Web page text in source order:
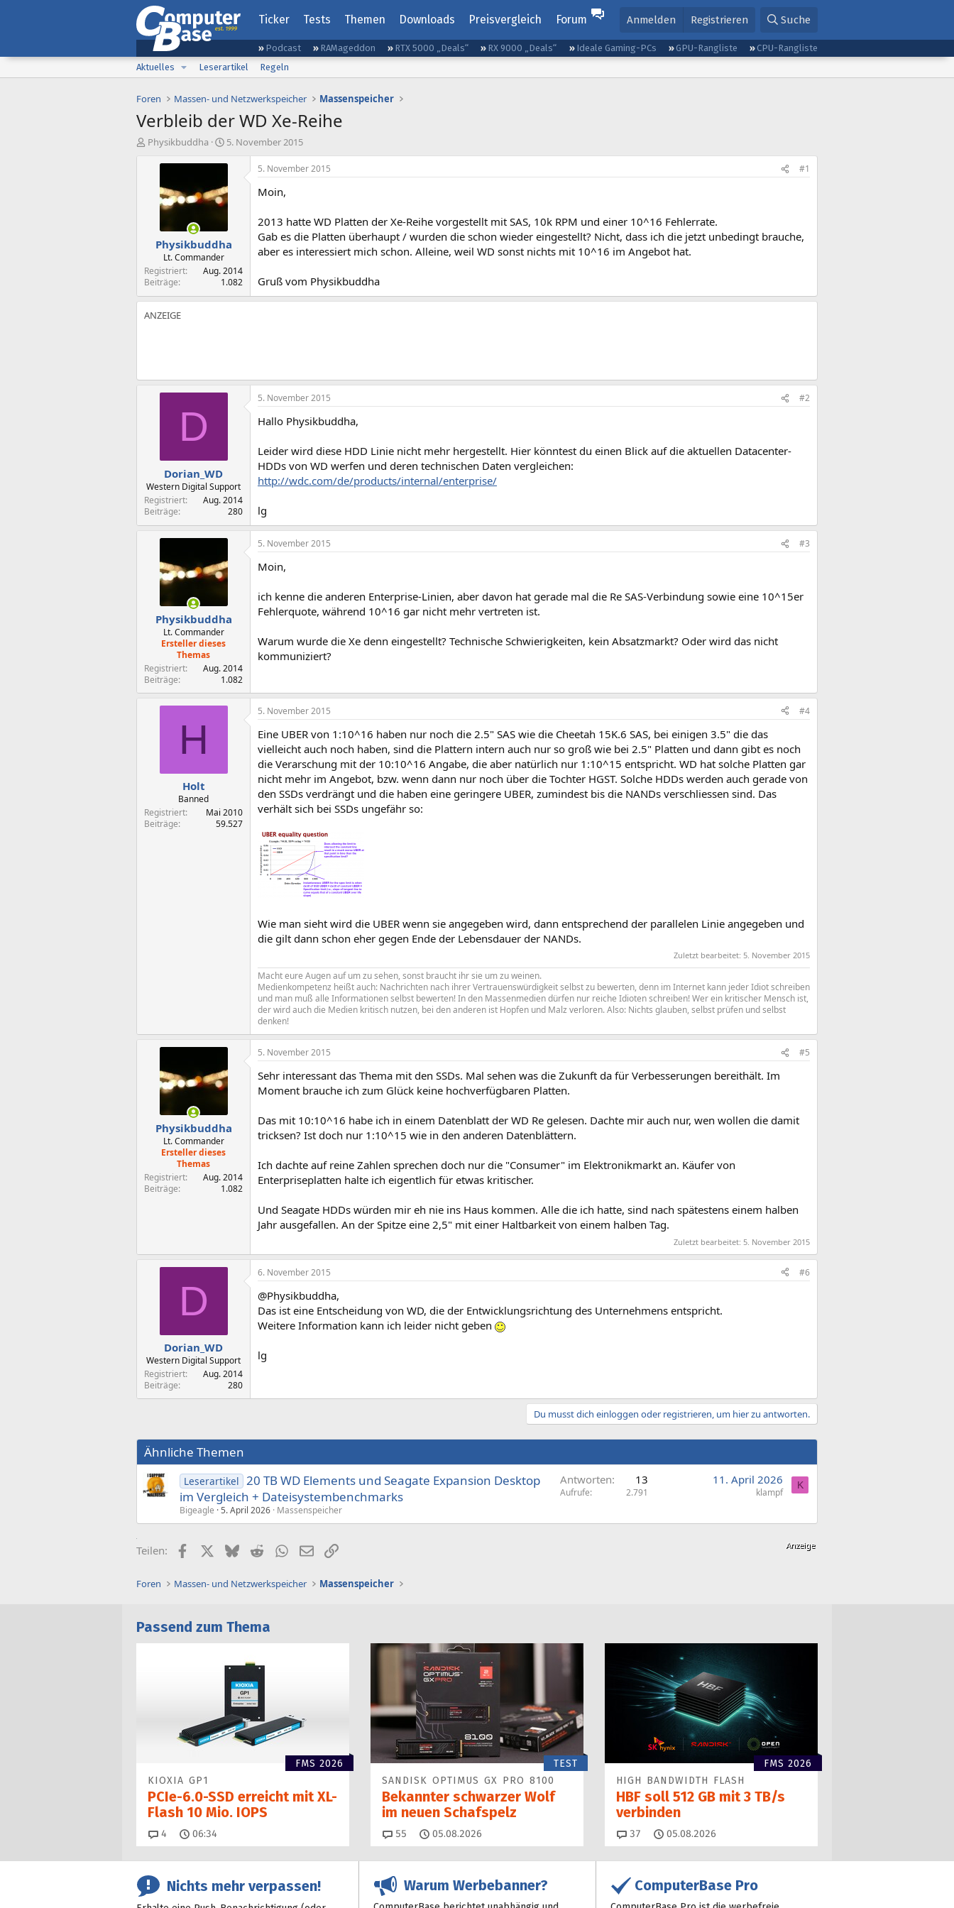
Ticker Tests Themen Downloads Preisvergleich Forum Anmelden Registrieren Suche
Podcast RAMageddon RTX 5000 „Deals“ RX 9000 „Deals“ Ideale Gaming-PCs GPU-Rangliste
CPU-Rangliste
Aktuelles
Leserartikel Regeln
Foren Massen- und Netzwerkspeicher Massenspeicher
Verbleib der WD Xe-Reihe
E
Physikbuddha
E
s
e
l
t
a
5. November 2015
Physikbuddha
Lt. Commander
Registriert
Aug. 2014
Beiträge
1.082
5. November 2015 #1
Moin,
2013 hatte WD Platten der Xe-Reihe vorgestellt mit SAS, 10k RPM und einer 10^16 Fehlerrate.
Gab es die Platten überhaupt / wurden die schon wieder eingestellt? Nicht, dass ich die jetzt unbedingt brauche,
aber es interessiert mich schon. Alleine, weil WD sonst nichts mit 10^16 im Angebot hat.
Gruß vom Physikbuddha
D
Dorian_WD
Western Digital Support
Registriert
Aug. 2014
Beiträge
280
5. November 2015 #2
Hallo Physikbuddha,
Leider wird diese HDD Linie nicht mehr hergestellt. Hier könntest du einen Blick auf die aktuellen Datacenter-
HDDs von WD werfen und deren technischen Daten vergleichen:
http://wdc.com/de/products/internal/enterprise/
lg
Physikbuddha
Lt. Commander
Ersteller dieses
Themas
Registriert
Aug. 2014
Beiträge
1.082
5. November 2015 #3
Moin,
ich kenne die anderen Enterprise-Linien, aber davon hat gerade mal die Re SAS-Verbindung sowie eine 10^15er
Fehlerquote, während 10^16 gar nicht mehr vertreten ist.
Warum wurde die Xe denn eingestellt? Technische Schwierigkeiten, kein Absatzmarkt? Oder wird das nicht
kommuniziert?
H
Holt
Banned
Registriert
Mai 2010
Beiträge
59.527
5. November 2015 #4
Eine UBER von 1:10^16 haben nur noch die 2.5" SAS wie die Cheetah 15K.6 SAS, bei einigen 3.5" die das
vielleicht auch noch haben, sind die Plattern intern auch nur so groß wie bei 2.5" Platten und dann gibt es noch
die Verarschung mit der 10:10^16 Angabe, die aber natürlich nur 1:10^15 entspricht. WD hat solche Platten gar
nicht mehr im Angebot, bzw. wenn dann nur noch über die Tochter HGST. Solche HDDs werden auch gerade von
den SSDs verdrängt und die haben eine geringere UBER, zumindest bis die NANDs verschliessen sind. Das
verhält sich bei SSDs ungefähr so:
Wie man sieht wird die UBER wenn sie angegeben wird, dann entsprechend der parallelen Linie angegeben und
die gilt dann schon eher gegen Ende der Lebensdauer der NANDs.
Zuletzt bearbeitet: 5. November 2015
Macht eure Augen auf um zu sehen, sonst braucht ihr sie um zu weinen.
Medienkompetenz heißt auch: Nachrichten nach ihrer Vertrauenswürdigkeit selbst zu bewerten, denn im Internet kann jeder Idiot schreiben
und man muß alle Informationen selbst bewerten! In den Massenmedien dürfen nur reiche Idioten schreiben! Wer ein kritischer Mensch ist,
der wird auch die Medien kritisch nutzen, bei den anderen ist Hopfen und Malz verloren. Also: Nichts glauben, selbst prüfen und selbst
denken!
Physikbuddha
Lt. Commander
Ersteller dieses
Themas
Registriert
Aug. 2014
Beiträge
1.082
5. November 2015 #5
Sehr interessant das Thema mit den SSDs. Mal sehen was die Zukunft da für Verbesserungen bereithält. Im
Moment brauche ich zum Glück keine hochverfügbaren Platten.
Das mit 10:10^16 habe ich in einem Datenblatt der WD Re gelesen. Dachte mir auch nur, wen wollen die damit
tricksen? Ist doch nur 1:10^15 wie in den anderen Datenblättern.
Ich dachte auf reine Zahlen sprechen doch nur die "Consumer" im Elektronikmarkt an. Käufer von
Enterpriseplatten halte ich eigentlich für etwas kritischer.
Und Seagate HDDs würden mir eh nie ins Haus kommen. Alle die ich hatte, sind nach spätestens einem halben
Jahr ausgefallen. An der Spitze eine 2,5" mit einer Haltbarkeit von einem halben Tag.
Zuletzt bearbeitet: 5. November 2015
D
Dorian_WD
Western Digital Support
Registriert
Aug. 2014
Beiträge
280
6. November 2015 #6
@Physikbuddha,
Das ist eine Entscheidung von WD, die der Entwicklungsrichtung des Unternehmens entspricht.
Weitere Information kann ich leider nicht geben
lg
Du musst dich einloggen oder registrieren, um hier zu antworten.
Ähnliche Themen
Leserartikel 20 TB WD Elements und Seagate Expansion Desktop
im Vergleich + Dateisystembenchmarks
Bigeagle 5. April 2026 Massenspeicher
Antworten 13
Aufrufe 2.791
11. April 2026
klampf
K
Teilen: FacebookX (Twitter)
BlueskyRedditWhatsApp
E-MailLink
Foren Massen- und Netzwerkspeicher Massenspeicher
Passend zum Thema
FMS 2026
KIOXIA GP1
PCIe-6.0-SSD erreicht mit XL-
Flash 10 Mio. IOPS
4 Kommentare
06:34
TEST
SANDISK OPTIMUS GX PRO 8100
Bekannter schwarzer Wolf
im neuen Schafspelz
55 Kommentare
05.08.2026
FMS 2026
HIGH BANDWIDTH FLASH
HBF soll 512 GB mit 3 TB/s
verbinden
37 Kommentare
05.08.2026
Nichts mehr verpassen! Warum Werbebanner? ComputerBase Pro